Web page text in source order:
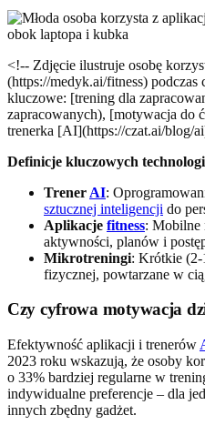
<!-- Zdjęcie ilustruje osobę
(https://medyk.ai/fitness)
kluczowe: [trening dla
zapracowanych), [motywacja do
trenerka [AI](https://czat.ai/blog/
Definicje kluczowych
Trener AI:
sztucznej inteligencji do
Aplikacje fitness: Mobilne
aktywności, planów i
Mikrotreningi: Krótkie (2-
fizycznej, powtarzane w
Czy cyfrowa motywacja
Efektywność aplikacji i trenerów
2023 roku wskazują, że osoby
o 33% bardziej regularne w
indywidualne preferencje – dla
innych zbędny gadżet.